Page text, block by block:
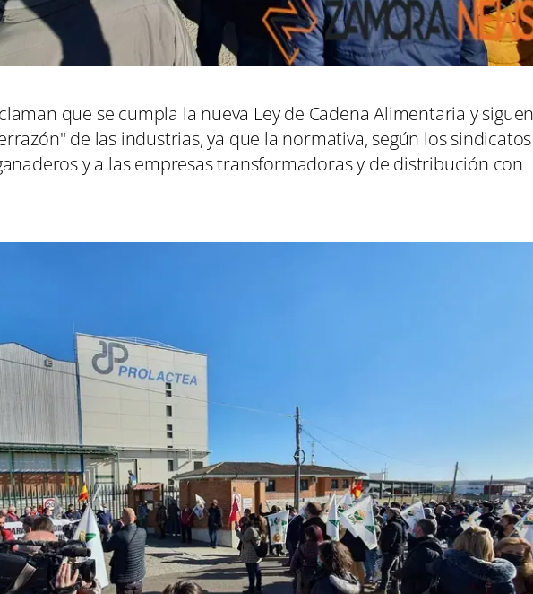
que se cumpla la nueva Ley de Cadena Alimentaria y
de las industrias, ya que la normativa, según los sindicatos
y a las empresas transformadoras y de distribución con